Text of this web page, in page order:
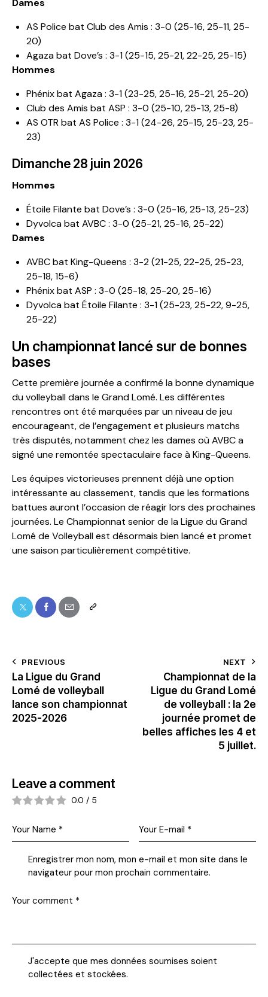
Dames
AS Police bat Club des Amis : 3-0 (25-16, 25-11, 25-
20)
Agaza bat Dove’s : 3-1 (25-15, 25-21, 22-25, 25-15)
Hommes
Phénix bat Agaza : 3-1 (23-25, 25-16, 25-21, 25-20)
Club des Amis bat ASP : 3-0 (25-10, 25-13, 25-8)
AS OTR bat AS Police : 3-1 (24-26, 25-15, 25-23, 25-
23)
Dimanche 28 juin 2026
Hommes
Étoile Filante bat Dove’s : 3-0 (25-16, 25-13, 25-23)
Dyvolca bat AVBC : 3-0 (25-21, 25-16, 25-22)
Dames
AVBC bat King-Queens : 3-2 (21-25, 22-25, 25-23,
25-18, 15-6)
Phénix bat ASP : 3-0 (25-18, 25-20, 25-16)
Dyvolca bat Étoile Filante : 3-1 (25-23, 25-22, 9-25,
25-22)
Un championnat lancé sur de bonnes
bases
Cette première journée a confirmé la bonne dynamique
du volleyball dans le Grand Lomé. Les différentes
rencontres ont été marquées par un niveau de jeu
encourageant, de l’engagement et plusieurs matchs
très disputés, notamment chez les dames où AVBC a
signé une remontée spectaculaire face à King-Queens.
Les équipes victorieuses prennent déjà une option
intéressante au classement, tandis que les formations
battues auront l’occasion de réagir lors des prochaines
journées. Le Championnat senior de la Ligue du Grand
Lomé de Volleyball est désormais bien lancé et promet
une saison particulièrement compétitive.
PREVIOUS
La Ligue du Grand
Lomé de volleyball
lance son championnat
2025-2026
NEXT
Championnat de la
Ligue du Grand Lomé
de volleyball : la 2e
journée promet de
belles affiches les 4 et
5 juillet.
Leave a comment
0.0 / 5
Enregistrer mon nom, mon e-mail et mon site dans le
navigateur pour mon prochain commentaire.
J'accepte que mes données soumises soient
collectées et stockées.